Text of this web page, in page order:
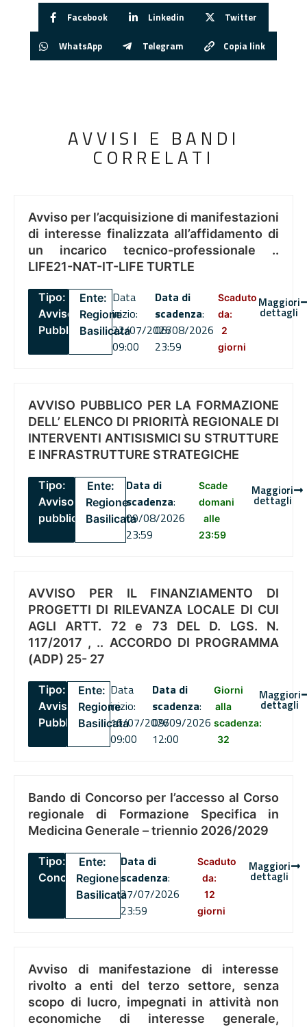
Facebook Linkedin Twitter
WhatsApp Telegram Copia link
AVVISI E BANDI
CORRELATI
Avviso per l’acquisizione di manifestazioni
di interesse finalizzata all’affidamento di
un incarico tecnico-professionale ..
LIFE21-NAT-IT-LIFE TURTLE
Tipo:
Avviso
Pubblico
Ente:
Regione
Basilicata
Data
inizio:
22/07/2026
09:00
Data di
scadenza:
06/08/2026
23:59
Scaduto
da:
2
giorni
Maggiori
dettagli
AVVISO PUBBLICO PER LA FORMAZIONE
DELL’ ELENCO DI PRIORITÀ REGIONALE DI
INTERVENTI ANTISISMICI SU STRUTTURE
E INFRASTRUTTURE STRATEGICHE
Tipo:
Avviso
pubblico
Ente:
Regione
Basilicata
Data di
scadenza:
09/08/2026
23:59
Scade
domani
alle
23:59
Maggiori
dettagli
AVVISO PER IL FINANZIAMENTO DI
PROGETTI DI RILEVANZA LOCALE DI CUI
AGLI ARTT. 72 e 73 DEL D. LGS. N.
117/2017 , .. ACCORDO DI PROGRAMMA
(ADP) 25- 27
Tipo:
Avviso
Pubblico
Ente:
Regione
Basilicata
Data
inizio:
16/07/2026
09:00
Data di
scadenza:
09/09/2026
12:00
Giorni
alla
scadenza:
32
Maggiori
dettagli
Bando di Concorso per l’accesso al Corso
regionale di Formazione Specifica in
Medicina Generale – triennio 2026/2029
Tipo:
Concorsi
Ente:
Regione
Basilicata
Data di
scadenza:
27/07/2026
23:59
Scaduto
da:
12
giorni
Maggiori
dettagli
Avviso di manifestazione di interesse
rivolto a enti del terzo settore, senza
scopo di lucro, impegnati in attività non
economiche di interesse generale,